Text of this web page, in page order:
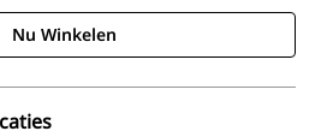
Nu Winkelen